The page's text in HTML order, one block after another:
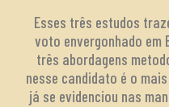
Esses três estudos
voto envergonhado
três abordagens
nesse candidato é o
já se evidenciou nas